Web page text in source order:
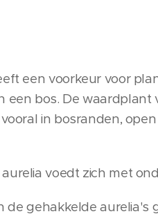
een voorkeur voor
een bos. De waardplant
in bosranden,
voedt zich met
de gehakkelde